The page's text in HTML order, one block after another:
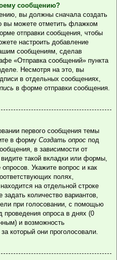
сообщению?
вы должны сначала создать
вы можете отметить флажком
отправки сообщения, чтобы
настроить добавление
сообщениям, сделав
«Отправка сообщений» пункта
Несмотря на это, вы
в отдельных сообщениях,
в форме отправки сообщения.
первого сообщения темы
в форму Создать опрос под
в зависимости от
такой вкладки или формы,
Укажите вопрос и как
полях,
на отдельной строке
количество вариантов,
при голосовании, с помощью
проведения опроса в днях (0
и возможность
который они проголосовали.